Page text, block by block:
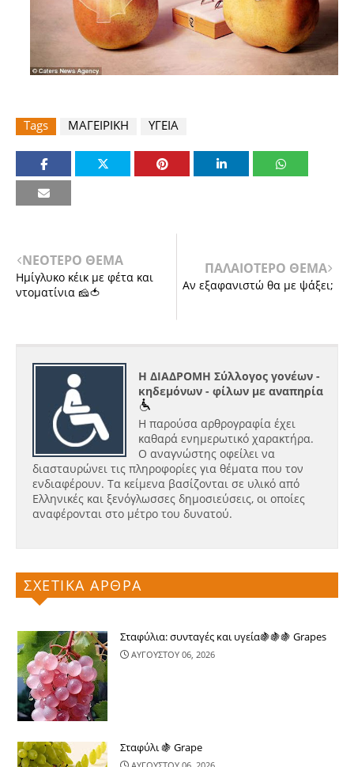
Tags ΜΑΓΕΙΡΙΚΗ ΥΓΕΙΑ
ΝΕΟΤΕΡΟ ΘΕΜΑ
Ημίγλυκο κέικ με φέτα και
ντοματίνια 🧀🍅
ΠΑΛΑΙΟΤΕΡΟ ΘΕΜΑ
Αν εξαφανιστώ θα με ψάξει;
Η ΔΙΑΔΡΟΜΗ Σύλλογος γονέων -
κηδεμόνων - φίλων με αναπηρία
Η παρούσα αρθρογραφία έχει
καθαρά ενημερωτικό χαρακτήρα.
Ο αναγνώστης οφείλει να
διασταυρώνει τις πληροφορίες για θέματα που τον
ενδιαφέρουν. Τα κείμενα βασίζονται σε υλικό από
Ελληνικές και ξενόγλωσσες δημοσιεύσεις, οι οποίες
αναφέρονται στο μέτρο του δυνατού.
ΣΧΕΤΙΚΑ ΑΡΘΡΑ
Σταφύλια: συνταγές και υγεία🍇🍇🍇 Grapes
ΑΥΓΟΥΣΤΟΥ 06, 2026
Σταφύλι 🍇 Grape